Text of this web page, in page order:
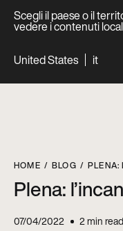
Scegli il paese o il
vedere i contenuti
United States
it
HOME BLOG PLENA:
Plena:
07/04/2022 2min read